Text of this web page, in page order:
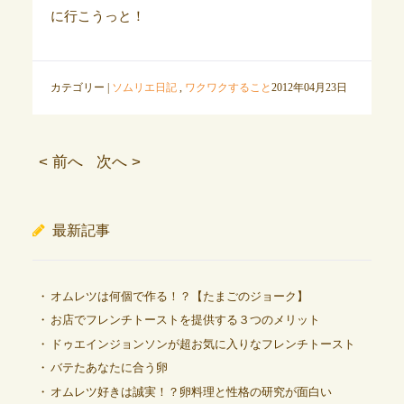
に行こうっと！
カテゴリー | ソムリエ日記, ワクワクすること 2012年04月23日
< 前へ 次へ >
最新記事
オムレツは何個で作る！？【たまごのジョーク】
お店でフレンチトーストを提供する３つのメリット
ドゥエインジョンソンが超お気に入りなフレンチトースト
バテたあなたに合う卵
オムレツ好きは誠実！？卵料理と性格の研究が面白い